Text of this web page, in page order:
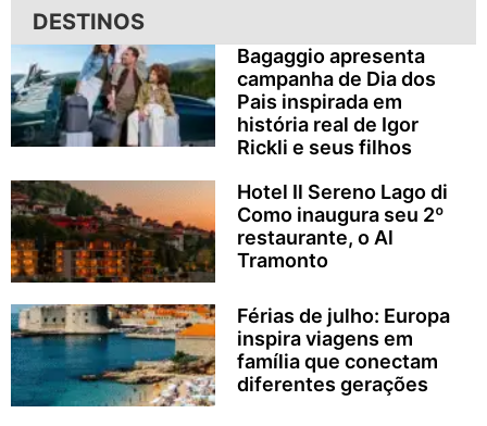
DESTINOS
Bagaggio apresenta
campanha de Dia dos
Pais inspirada em
história real de Igor
Rickli e seus filhos
Hotel Il Sereno Lago di
Como inaugura seu 2º
restaurante, o Al
Tramonto
Férias de julho: Europa
inspira viagens em
família que conectam
diferentes gerações